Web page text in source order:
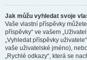
Jak můžu vyhledat svoje
Vaše vlastní příspěvky
příspěvky“ ve vašem
„Vyhledat příspěvky
vaše uživatelské jméno),
„Rychlé odkazy“, která se